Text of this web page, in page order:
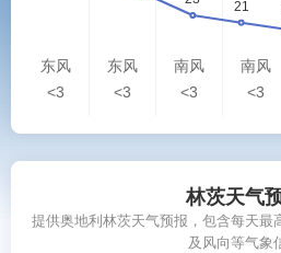
东风
<3
东风
<3
南风
<3
南风
<3
林茨天气
提供奥地利林茨天气预报，包含每天最
及风向等气象